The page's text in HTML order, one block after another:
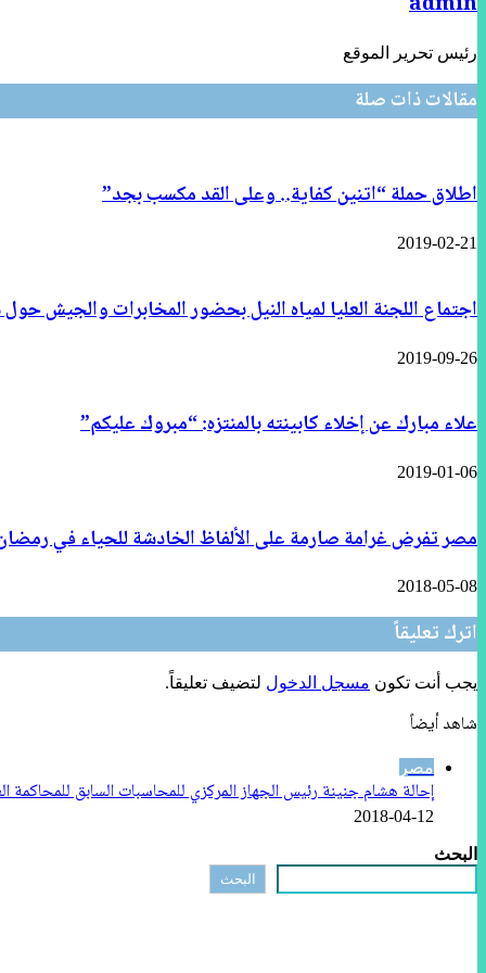
رئيس تحرير الموقع
مقالات ذات صلة
اطلاق حملة “اتنين كفاية.. وعلى القد مكسب بجد”
2019-02-21
اجتماع اللجنة العليا لمياه النيل بحضور المخابرات والجيش
2019-09-26
علاء مبارك عن إخلاء كابينته بالمنتزه: “مبروك عليكم”
2019-01-06
مصر تفرض غرامة صارمة على الألفاظ الخادشة للحياء في
2018-05-08
اترك تعليقاً
يجب أنت تكون مسجل الدخول لتضيف تعليقاً.
شاهد أيضاً
مصر
إحالة هشام جنينة رئيس الجهاز المركزي للمحاسبات السابق للمحاكمة
2018-04-12
البحث
البحث